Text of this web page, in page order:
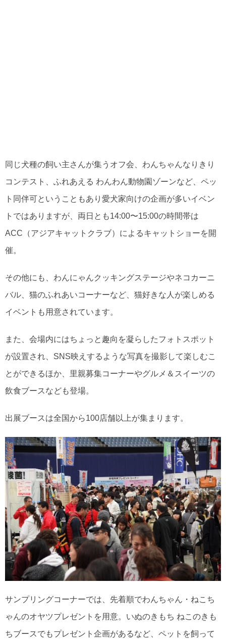
同じ犬種の飼い主さんが集うオフ会、わんちゃんなりきり
コンテスト、ふれあえる わんわん動物園ゾーンなど、ペッ
ト同伴可ということもあり愛犬家向けの企画が多いイベン
トではありますが、両日とも14:00〜15:00の時間帯は
ACC（アジアキャットクラブ）によるキャットショーを開
催。
その他にも、わんにゃんクッキングステージやネコカーニ
バル、猫のふれあいコーナーなど、猫好きな人が楽しめる
イベントも用意されています。
また、会場内にはちょっと趣向を凝らしたフォトスポット
が設置され、SNS映えするような写真を撮影して楽しむこ
とができるほか、里親募集コーナーやグルメ＆スイーツの
飲食ブースなども登場。
出展ブースは全国から100店舗以上が集まります。
サンプリングコーナーでは、先着順でわんちゃん・ねこち
ゃんのオヤツプレゼントを用意。いぬのきもち ねこのきも
ちブースでもプレゼント企画があるなど、ペットを飼って